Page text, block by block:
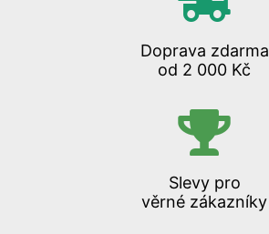
Doprava zdarma
od 2 000 Kč
Slevy pro
věrné zákazníky